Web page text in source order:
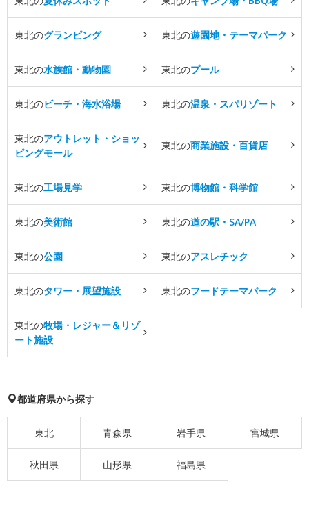
東北のグランピング 東北の遊園地・テーマパーク
東北の水族館・動物園 東北のプール
東北のビーチ・海水浴場 東北の温泉・スパリゾート
東北のアウトレット・ショッ
ピングモール
東北の商業施設・百貨店
東北の工場見学 東北の博物館・科学館
東北の美術館 東北の道の駅・SA/PA
東北の公園 東北のアスレチック
東北のタワー・展望施設 東北のフードテーマパーク
東北の牧場・レジャー＆リゾ
ート施設
都道府県から探す
東北 青森県 岩手県 宮城県
秋田県 山形県 福島県